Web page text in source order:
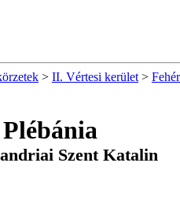
> II. Vértesi kerület >
Szent Katalin